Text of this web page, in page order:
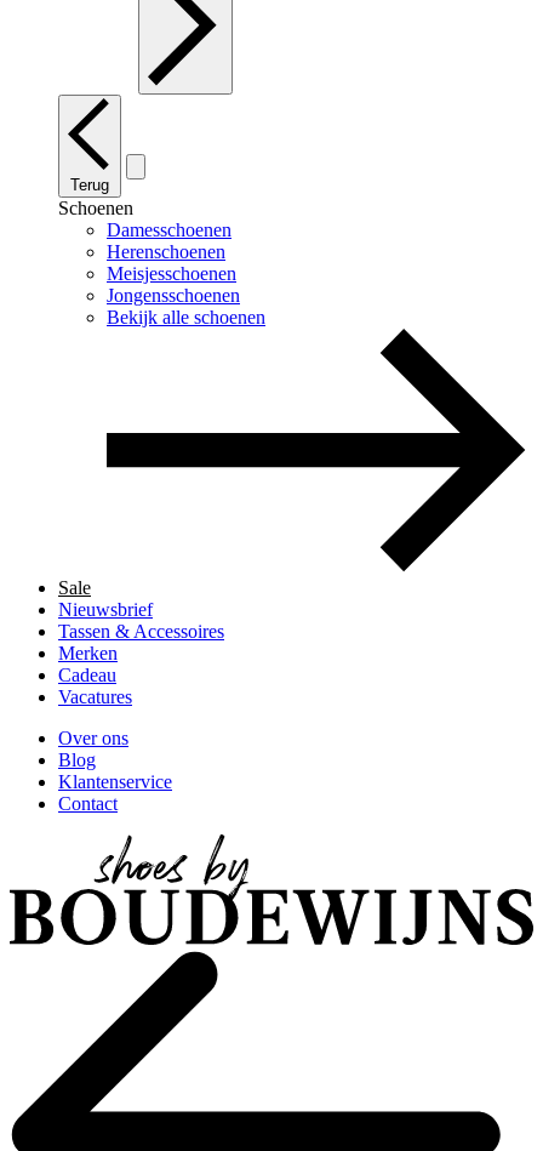
Terug
Schoenen
Damesschoenen
Herenschoenen
Meisjesschoenen
Jongensschoenen
Bekijk alle schoenen
Sale
Nieuwsbrief
Tassen & Accessoires
Merken
Cadeau
Vacatures
Over ons
Blog
Klantenservice
Contact